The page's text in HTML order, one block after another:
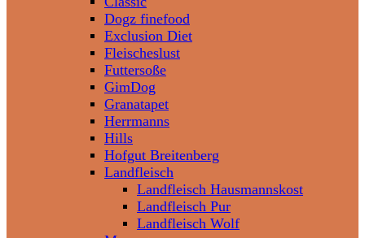
Dogz finefood
Exclusion Diet
Fleischeslust
Futtersoße
GimDog
Granatapet
Herrmanns
Hills
Hofgut Breitenberg
Landfleisch
Landfleisch Hausmannskost
Landfleisch Pur
Landfleisch Wolf